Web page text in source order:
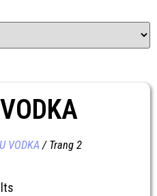
VODKA / Trang 2